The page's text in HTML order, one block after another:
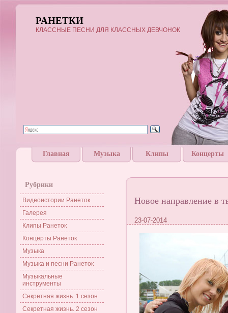
РАНЕТКИ
КЛАССНЫЕ ПЕСНИ ДЛЯ КЛАССНЫХ ДЕВЧОНОК
Главная Музыка Клипы Концерты
Рубрики
Видеоистории Ранеток
Галерея
Клипы Ранеток
Концерты Ранеток
Музыка
Музыка и песни Ранеток
Музыкальные
инструменты
Секретная жизнь. 1 сезон
Секретная жизнь. 2 сезон
Новое направление в
23-07-2014